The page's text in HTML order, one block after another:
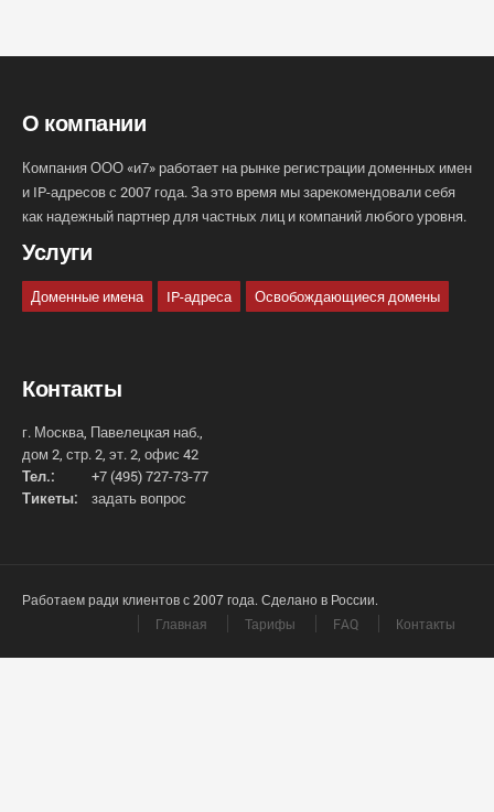
О компании
Компания ООО «и7» работает на рынке регистрации доменных имен
и IP-адресов с 2007 года. За это время мы зарекомендовали себя
как надежный партнер для частных лиц и компаний любого уровня.
Услуги
Доменные имена IP-адреса Освобождающиеся домены
Контакты
г. Москва, Павелецкая наб.,
дом 2, стр. 2, эт. 2, офис 42
Тел.:
+7 (495) 727-73-77
Тикеты:
задать вопрос
Работаем ради клиентов с 2007 года. Сделано в России.
Главная
Тарифы FAQ Контакты